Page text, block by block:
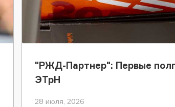
"РЖД-Партнер": Первые
ЭТрН
28 июля, 2026